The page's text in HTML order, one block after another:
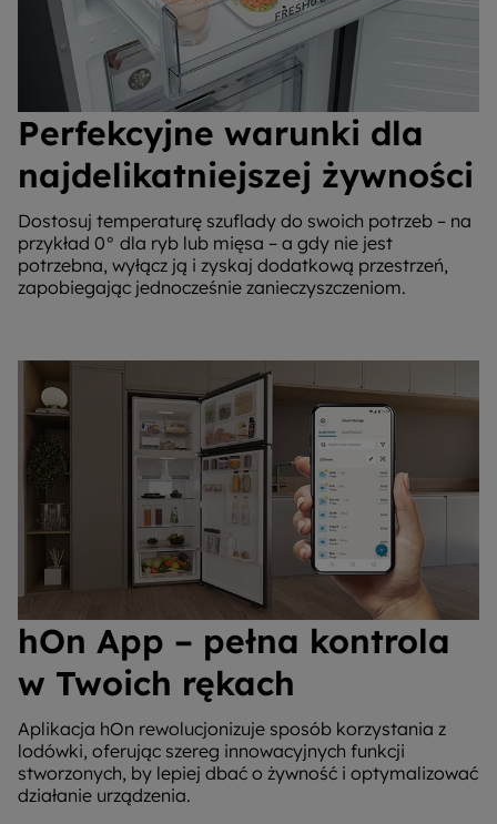
Perfekcyjne warunki dla
najdelikatniejszej żywności
Dostosuj temperaturę szuflady do swoich potrzeb – na
przykład 0° dla ryb lub mięsa – a gdy nie jest
potrzebna, wyłącz ją i zyskaj dodatkową przestrzeń,
zapobiegając jednocześnie zanieczyszczeniom.
hOn App – pełna kontrola
w Twoich rękach
Aplikacja hOn rewolucjonizuje sposób korzystania z
lodówki, oferując szereg innowacyjnych funkcji
stworzonych, by lepiej dbać o żywność i optymalizować
działanie urządzenia.